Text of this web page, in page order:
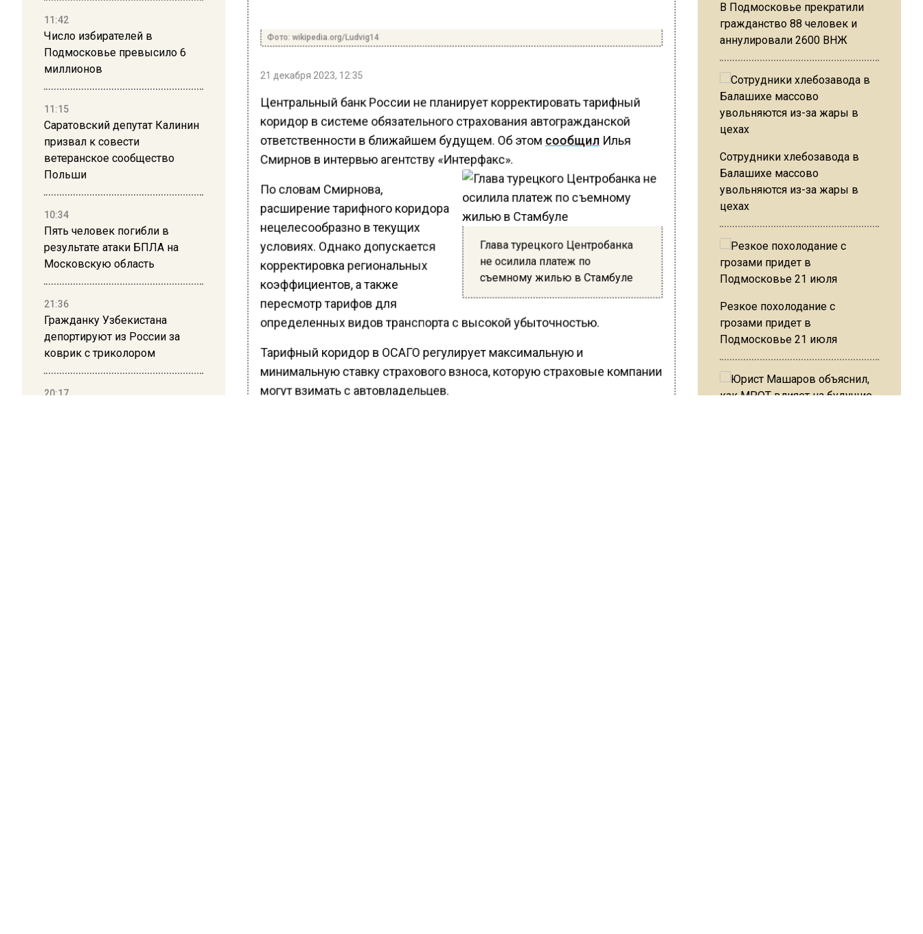
11:42
Число избирателей в
Подмосковье превысило 6
миллионов
11:15
Саратовский депутат Калинин
призвал к совести
ветеранское сообщество
Польши
10:34
Пять человек погибли в
результате атаки БПЛА на
Московскую область
21:36
Гражданку Узбекистана
депортируют из России за
коврик с триколором
20:17
Фото: wikipedia.org/Ludvig14
21 декабря 2023, 12:35
Центральный банк России не планирует корректировать тарифный
коридор в системе обязательного страхования автогражданской
ответственности в ближайшем будущем. Об этомсообщил Илья
Смирнов в интервью агентству «Интерфакс».
Глава турецкого Центробанка
не осилила платеж по
съемному жилью в Стамбуле
По словам Смирнова,
расширение тарифного коридора
нецелесообразно в текущих
условиях. Однако допускается
корректировка региональных
коэффициентов, а также
пересмотр тарифов для
определенных видов транспорта с высокой убыточностью.
Тарифный коридор в ОСАГО регулирует максимальную и
минимальную ставку страхового взноса, которую страховые компании
могут взимать с автовладельцев.
В Подмосковье прекратили
гражданство 88 человек и
аннулировали 2600 ВНЖ
Сотрудники хлебозавода в
Балашихе массово
увольняются из-за жары в
цехах
Резкое похолодание с
грозами придет в
Подмосковье 21 июля